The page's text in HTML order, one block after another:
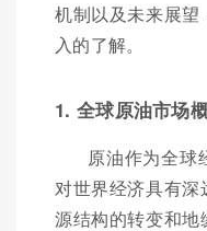
机制以及未来展
入的了解。
1. 全球原油市场
原油作为全球
对世界经济具有
源结构的转变和